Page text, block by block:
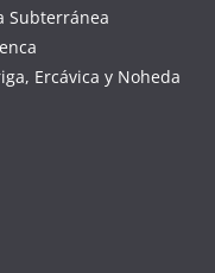
Subterránea
Ercávica y Noheda